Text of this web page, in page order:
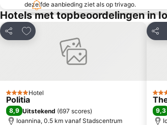
dezelfde aanbieding ziet als op trivago.
Hotels met topbeoordelingen in
Delen
Toevoegen aan favorieten
4 SterrenHotel
Politia
8,9 Uitstekend (697 scores)
Ioannina, 0.5 km vanaf Stadscentrum
Delen
5
9,3